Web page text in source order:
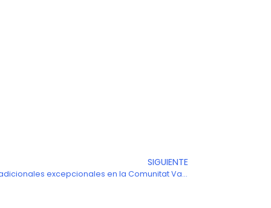
SIGUIENTE
Resolución 24 octubre medidas adicionales excepcionales en la Comunitat Valenciana a partir de las 1:00 horas del 25 de octubre